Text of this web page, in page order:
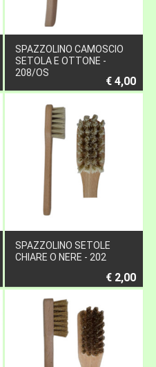
SPAZZOLINO CAMOSCIO
SETOLA E OTTONE -
208/OS
€ 4,00
SPAZZOLINO SETOLE
CHIARE O NERE - 202
€ 2,00